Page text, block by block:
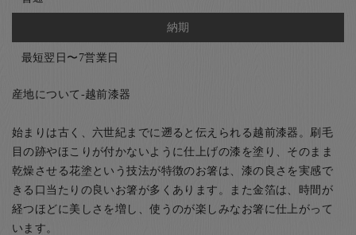
納期
最短翌日〜7営業日
産地について-越前漆器
始まりは古く、六世紀までに遡ると伝えられる越前漆器。刷毛
目の跡やほこりが付かないように仕上げの漆を塗り、そのまま
乾燥させる花塗という技法が特徴のお箸は、漆の良さを実感で
きる口当たりの良いお箸が多くあります。また金箔は、時間が
経つほどに美しさを増し、使うのが楽しみなお箸に仕上がって
います。